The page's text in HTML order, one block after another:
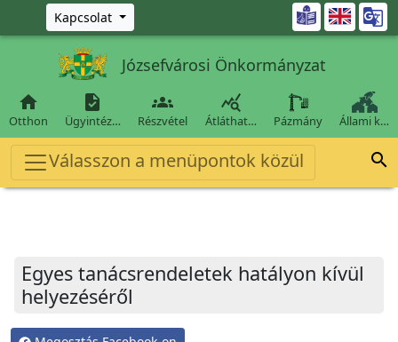
Ugrás a fő tartalomra
Kapcsolat 
Józsefvárosi Önkormányzat

Otthon

Ügyintéz…

Részvétel

Átláthat… Pázmány Állami k…
Válasszon a menüpontok közül 
Egyes tanácsrendeletek hatályon kívül
helyezéséről